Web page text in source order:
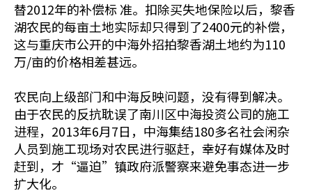
替2012年的补偿标 准。扣除买失地保险以后，黎香
湖农民的每亩土地实际却只得到了2400元的补偿，
这与重庆市公开的中海外招拍黎香湖土地约为110
万/亩的价格相差甚远。
农民向上级部门和中海反映问题，没有得到解决。
由于农民的反抗耽误了南川区中海投资公司的施工
进程，2013年6月7日，中海集结180多名社会闲杂
人员到施工现场对农民进行驱赶，幸好有媒体及时
赶到，才“逼迫”镇政府派警察来避免事态进一步
扩大化。